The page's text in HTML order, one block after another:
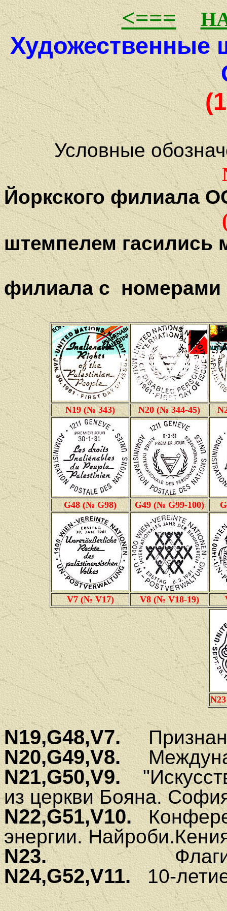
<===
Художественные
Условные
N19
Йоркского филиала
(№ 316-
штемпелем гасились
филиала с номерами
N19 (№ 343) N20 (№ 344-45)
G48 (№ G98) G49 (№ G99-100)
V7 (№ V17) V8 (№ V18-19)
N19,G48,V7.
N20,G49,V8.
N21,G50,V9.
из церкви Бояна.
N22,G51,V10.
энергии.
N23.Флаги
N24,G52,V11.10-